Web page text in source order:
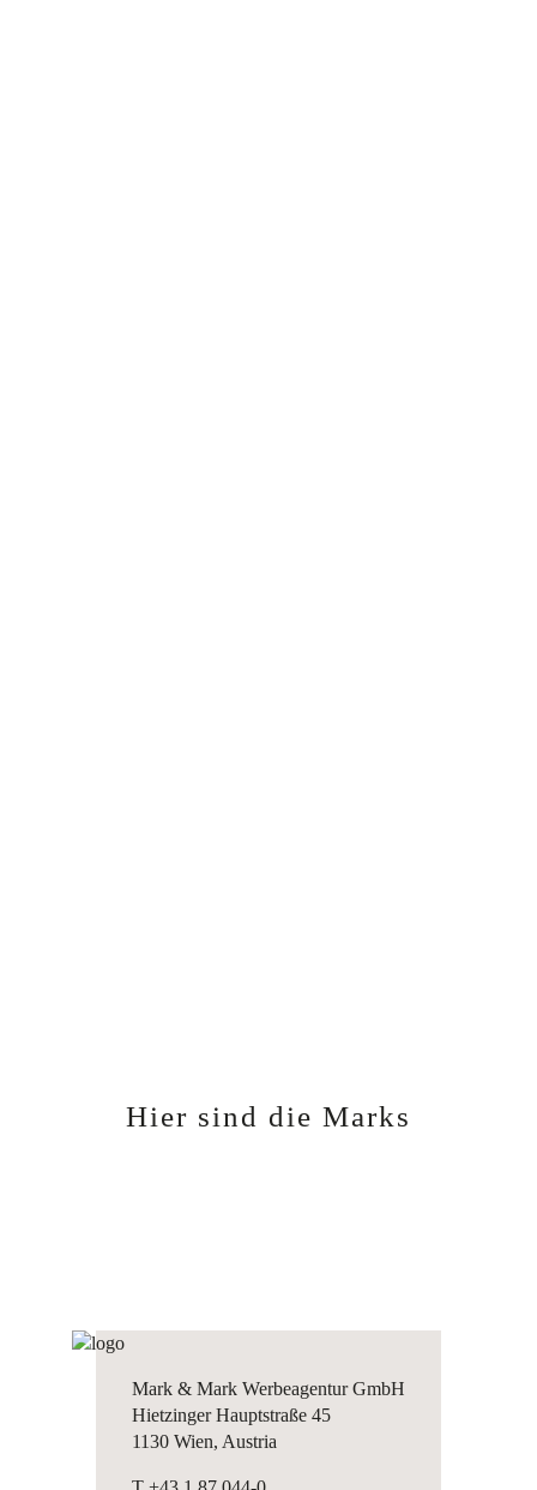
Hier sind die Marks
Mark & Mark Werbeagentur GmbH
Hietzinger Hauptstraße 45
1130 Wien, Austria